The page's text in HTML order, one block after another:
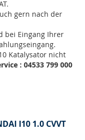
gern nach der
bei Eingang Ihrer
Katalysator nicht
: 04533 799 000
I10 1.0 CVVT